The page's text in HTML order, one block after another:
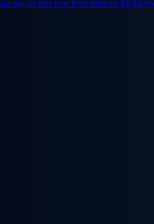
gói, có thời hạn. Khởi điểm từ$2.48/